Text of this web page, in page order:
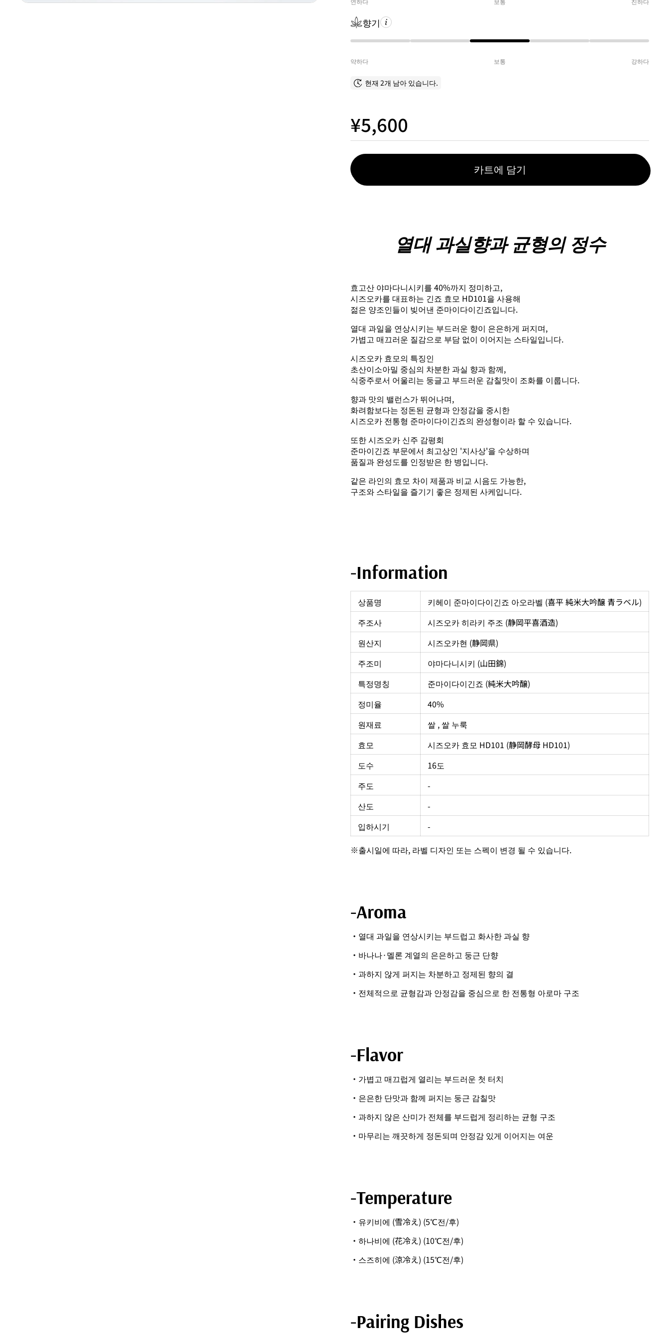
향기
약하다 보통 강하다
현재 2개 남아 있습니다.
¥5,600
카트에 담기
열대 과실향과 균형의 정수
효고산 야마다니시키를 40%까지 정미하고,
시즈오카를 대표하는 긴죠 효모 HD101을 사용해
젊은 양조인들이 빚어낸 준마이다이긴죠입니다.
열대 과일을 연상시키는 부드러운 향이 은은하게 퍼지며,
가볍고 매끄러운 질감으로 부담 없이 이어지는 스타일입니다.
시즈오카 효모의 특징인
초산이소아밀 중심의 차분한 과실 향과 함께,
식중주로서 어울리는 둥글고 부드러운 감칠맛이 조화를 이룹니다.
향과 맛의 밸런스가 뛰어나며,
화려함보다는 정돈된 균형과 안정감을 중시한
시즈오카 전통형 준마이다이긴죠의 완성형이라 할 수 있습니다.
또한 시즈오카 신주 감평회
준마이긴죠 부문에서 최고상인 '지사상'을 수상하며
품질과 완성도를 인정받은 한 병입니다.
같은 라인의 효모 차이 제품과 비교 시음도 가능한,
구조와 스타일을 즐기기 좋은 정제된 사케입니다.
-Information
상품명
키헤이 준마이다이긴죠 아오라벨 (喜平 純米大吟醸 青ラベル)
주조사
시즈오카 히라키 주조 (静岡平喜酒造)
원산지
시즈오카현 (静岡県)
주조미
야마다니시키 (山田錦)
특정명칭
준마이다이긴죠 (純米大吟醸)
정미율
40%
원재료
쌀 , 쌀 누룩
효모
시즈오카 효모 HD101 (静岡酵母 HD101)
도수
16도
주도
-
산도
-
입하시기
-
※출시일에 따라, 라벨 디자인 또는 스펙이 변경 될 수 있습니다.
-Aroma
・열대 과일을 연상시키는 부드럽고 화사한 과실 향
・바나나·멜론 계열의 은은하고 둥근 단향
・과하지 않게 퍼지는 차분하고 정제된 향의 결
・전체적으로 균형감과 안정감을 중심으로 한 전통형 아로마 구조
-Flavor
・가볍고 매끄럽게 열리는 부드러운 첫 터치
・은은한 단맛과 함께 퍼지는 둥근 감칠맛
・과하지 않은 산미가 전체를 부드럽게 정리하는 균형 구조
・마무리는 깨끗하게 정돈되며 안정감 있게 이어지는 여운
-Temperature
・유키비에 (雪冷え) (5℃전/후)
・하나비에 (花冷え) (10℃전/후)
・스즈히에 (涼冷え) (15℃전/후)
-Pairing Dishes